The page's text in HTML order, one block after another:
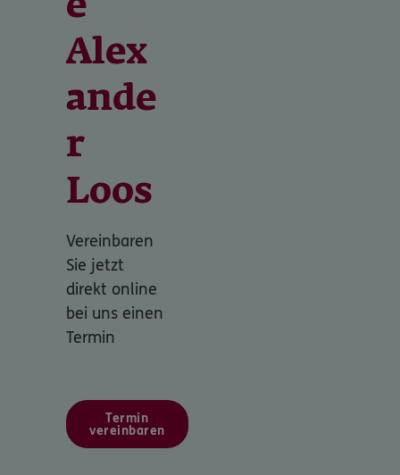
e
Alex
ande
r
Loos
Vereinbaren
Sie jetzt
direkt online
bei uns einen
Termin
Termin
vereinbaren